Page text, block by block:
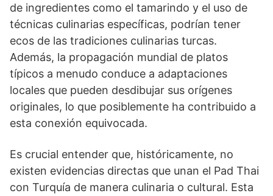
de ingredientes como el tamarindo y el uso de
técnicas culinarias específicas, podrían tener
ecos de las tradiciones culinarias turcas.
Además, la propagación mundial de platos
típicos a menudo conduce a adaptaciones
locales que pueden desdibujar sus orígenes
originales, lo que posiblemente ha contribuido a
esta conexión equivocada.
Es crucial entender que, históricamente, no
existen evidencias directas que unan el Pad Thai
con Turquía de manera culinaria o cultural. Esta